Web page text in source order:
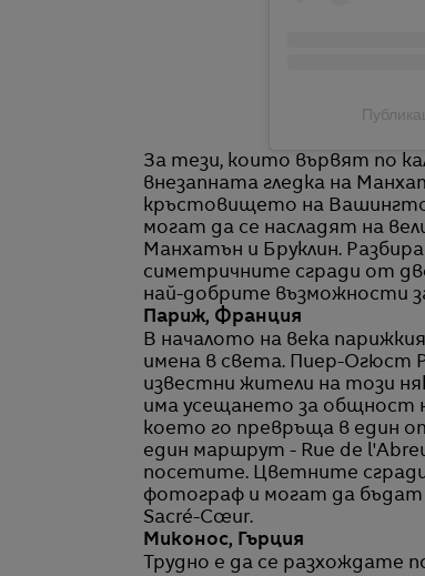
За тези, които вървят по
внезапната гледка на
кръстовището на
могат да се насладят на
Манхатън и Бруклин.
симетричните сгради от
най-добрите възможности
Париж, Франция
В началото на века
имена в света. Пиер-Огюст
известни жители на този
има усещането за общност
което го превръща в един
един маршрут - Rue de
посетите. Цветните
фотограф и могат да
Sacré-Cœur.
Миконос, Гърция
Трудно е да се разхождате